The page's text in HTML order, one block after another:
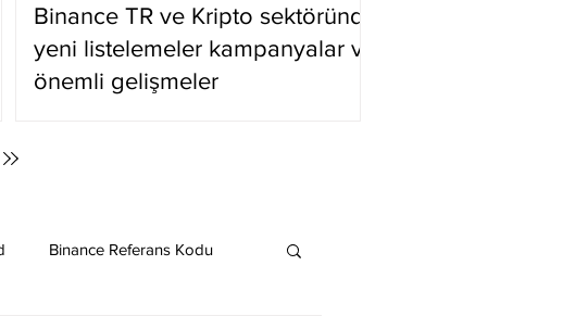
Binance TR ve Kripto sektöründe
yeni listelemeler kampanyalar ve
önemli gelişmeler
Binance Referans Kodu